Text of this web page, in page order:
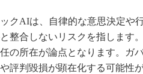
クAIは、自律的な意思決定や
整合しないリスクを指します
の所在が論点となります。ガ
評判毀損が顕在化する可能性